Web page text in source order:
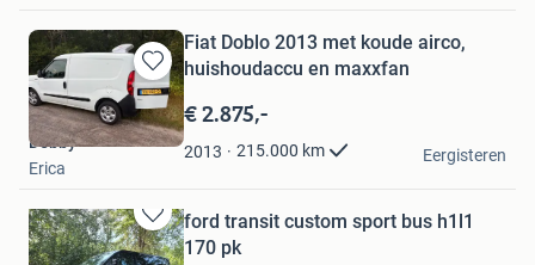
Bewaren
in
Mijn
Favorieten
Fiat Doblo 2013 met koude airco,
huishoudaccu en maxxfan
€ 2.875,-
2013 215.000 km
Debby
Erica
Eergisteren
Bewaren
in
ford transit custom sport bus h1l1
170 pk